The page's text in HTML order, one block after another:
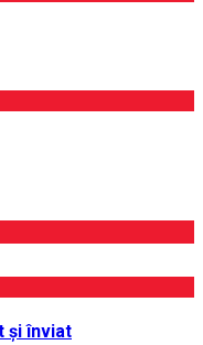
și înviat